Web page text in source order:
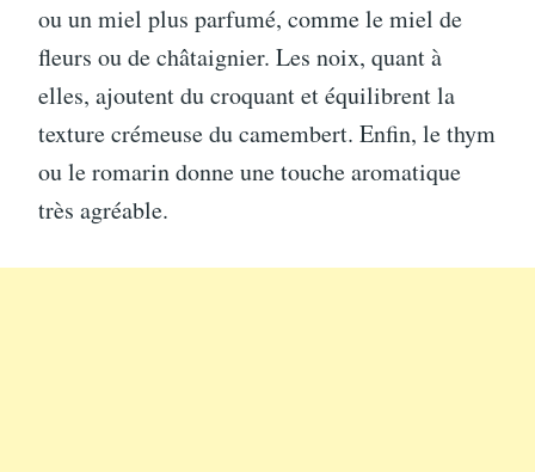
ou un miel plus parfumé, comme le miel de
fleurs ou de châtaignier. Les noix, quant à
elles, ajoutent du croquant et équilibrent la
texture crémeuse du camembert. Enfin, le thym
ou le romarin donne une touche aromatique
très agréable.